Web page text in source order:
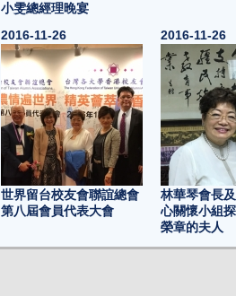
小雯總經理晚宴
2016-11-26
世界留台校友會聯誼總會
第八屆會員代表大會
2016-11-26
林華琴會長
心關懷小組
榮章的夫人
2016-10-28 2016-10-19